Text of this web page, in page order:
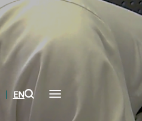
| EN